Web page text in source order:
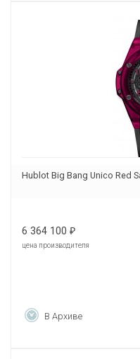
Hublot Big Bang Unico Red
6 364 100 ₽
цена производителя
В Архиве